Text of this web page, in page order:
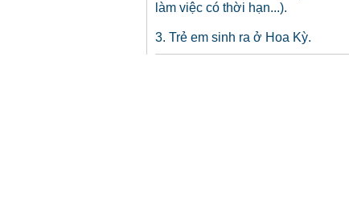
làm việc có thời hạn...).
3. Trẻ em sinh ra ở Hoa Kỳ.